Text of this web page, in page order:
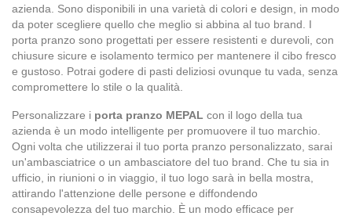
azienda. Sono disponibili in una varietà di colori e design, in modo
da poter scegliere quello che meglio si abbina al tuo brand. I
porta pranzo sono progettati per essere resistenti e durevoli, con
chiusure sicure e isolamento termico per mantenere il cibo fresco
e gustoso. Potrai godere di pasti deliziosi ovunque tu vada, senza
compromettere lo stile o la qualità.
Personalizzare i porta pranzo MEPAL con il logo della tua
azienda è un modo intelligente per promuovere il tuo marchio.
Ogni volta che utilizzerai il tuo porta pranzo personalizzato, sarai
un'ambasciatrice o un ambasciatore del tuo brand. Che tu sia in
ufficio, in riunioni o in viaggio, il tuo logo sarà in bella mostra,
attirando l'attenzione delle persone e diffondendo
consapevolezza del tuo marchio. È un modo efficace per